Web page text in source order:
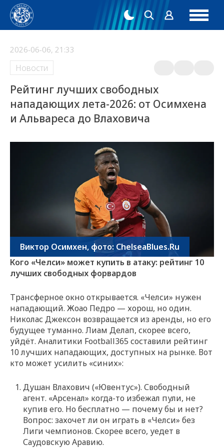
2026-06-06, 21:33
Новости
Рейтинг лучших свободных
нападающих лета-2026: от Осимхена
и Альвареса до Влаховича
Виктор Осимхен, фото: ChelseaBlues.Ru
Кого «Челси» может купить в атаку: рейтинг 10
лучших свободных форвардов
Трансферное окно открывается. «Челси» нужен
нападающий. Жоао Педро — хорош, но один.
Николас Джексон возвращается из аренды, но его
будущее туманно. Лиам Делап, скорее всего,
уйдёт. Аналитики Football365 составили рейтинг
10 лучших нападающих, доступных на рынке. Вот
кто может усилить «синих»:
Душан Влахович («Ювентус»). Свободный
агент. «Арсенал» когда-то избежал пули, не
купив его. Но бесплатно — почему бы и нет?
Вопрос: захочет ли он играть в «Челси» без
Лиги чемпионов. Скорее всего, уедет в
Саудовскую Аравию.